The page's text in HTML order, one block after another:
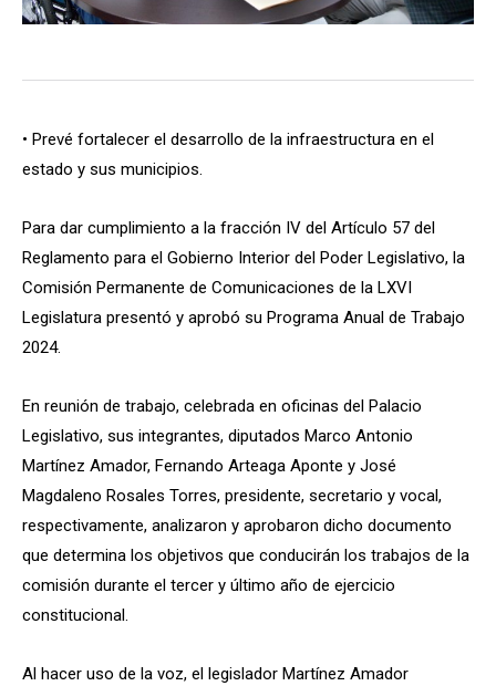
• Prevé fortalecer el desarrollo de la infraestructura en el
estado y sus municipios.
Para dar cumplimiento a la fracción IV del Artículo 57 del
Reglamento para el Gobierno Interior del Poder Legislativo, la
Comisión Permanente de Comunicaciones de la LXVI
Legislatura presentó y aprobó su Programa Anual de Trabajo
2024.
En reunión de trabajo, celebrada en oficinas del Palacio
Legislativo, sus integrantes, diputados Marco Antonio
Martínez Amador, Fernando Arteaga Aponte y José
Magdaleno Rosales Torres, presidente, secretario y vocal,
respectivamente, analizaron y aprobaron dicho documento
que determina los objetivos que conducirán los trabajos de la
comisión durante el tercer y último año de ejercicio
constitucional.
Al hacer uso de la voz, el legislador Martínez Amador